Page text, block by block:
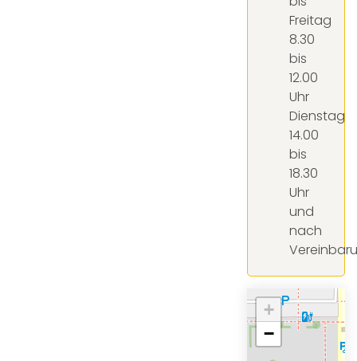
Freitag
8.30
bis
12.00
Uhr
Dienstag
14.00
bis
18.30
Uhr
und
nach
+
−